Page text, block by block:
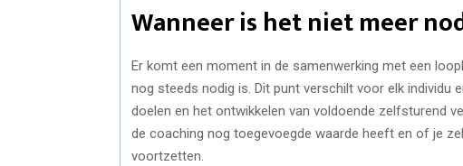
Wanneer is het niet meer
Er komt een moment in de samenwerking met een
nog steeds nodig is. Dit punt verschilt voor elk individu
doelen en het ontwikkelen van voldoende zelfsturend
de coaching nog toegevoegde waarde heeft en of je
voortzetten.